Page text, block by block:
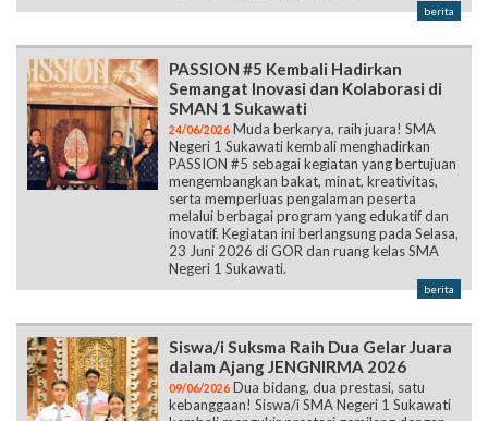
berita
PASSION #5 Kembali Hadirkan
Semangat Inovasi dan Kolaborasi di
SMAN 1 Sukawati
24/06/2026 Muda berkarya, raih juara! SMA
Negeri 1 Sukawati kembali menghadirkan
PASSION #5 sebagai kegiatan yang bertujuan
mengembangkan bakat, minat, kreativitas,
serta memperluas pengalaman peserta
melalui berbagai program yang edukatif dan
inovatif. Kegiatan ini berlangsung pada Selasa,
23 Juni 2026 di GOR dan ruang kelas SMA
Negeri 1 Sukawati.
berita
Siswa/i Suksma Raih Dua Gelar Juara
dalam Ajang JENGNIRMA 2026
09/06/2026 Dua bidang, dua prestasi, satu
kebanggaan! Siswa/i SMA Negeri 1 Sukawati